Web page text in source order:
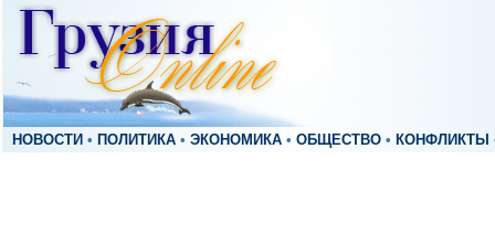
НОВОСТИ • ПОЛИТИКА • ЭКОНОМИКА • ОБЩЕСТВО • КОНФЛИКТЫ